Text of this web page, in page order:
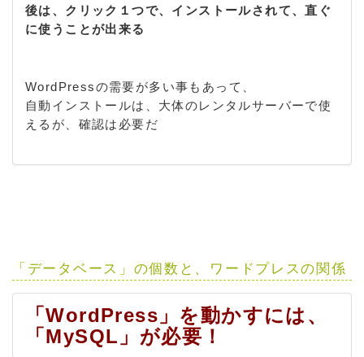
後は、クリック１つで、インストールされて、直ぐ
に使うことが出来る
WordPressの需要が多い事もあって、
自動インストールは、大体のレンタルサーバーで使
えるが、確認は必要だ
「データベース」の個数と、ワードプレスの関係
「WordPress」を動かすには、
「MySQL」が必要！